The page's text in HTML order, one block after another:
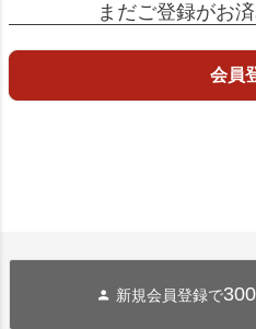
まだご登録がお
会員
新規会員登録で300